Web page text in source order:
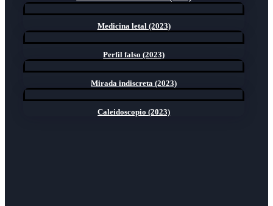
Medicina letal (2023)
Perfil falso (2023)
Mirada indiscreta (2023)
Caleidoscopio (2023)